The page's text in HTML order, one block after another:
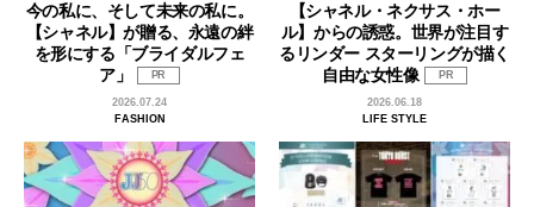
今の私に、そして未来の私に。
【シャネル】が贈る、永遠の絆
を形にする「ブライダルフェ
ア」
PR
2026.07.24
FASHION
【シャネル・ネクサス・ホー
ル】からの誘惑。世界が注目す
るリンダー スターリングが描く
自由な女性像
PR
2026.06.18
LIFE STYLE